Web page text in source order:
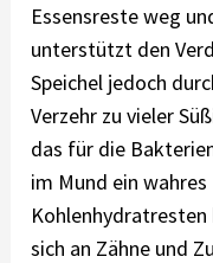
Essensreste weg
unterstützt den
Speichel jedoch
Verzehr zu vieler
das für die
im Mund ein
Kohlenhydratresten
sich an Zähne und